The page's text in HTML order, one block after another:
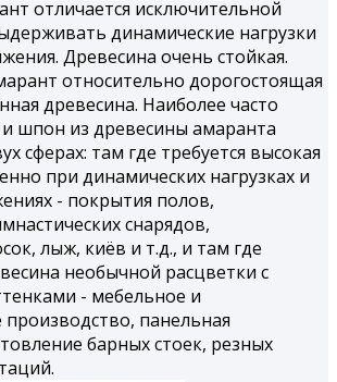
отличается исключительной
динамические нагрузки
Древесина очень стойкая.
относительно дорогостоящая
древесина. Наиболее часто
шпон из древесины амаранта
сферах: там где требуется высокая
при динамических нагрузках и
- покрытия полов,
снарядов,
лыж, киёв и т.д., и там где
необычной расцветки с
- мебельное и
панельная
барных стоек, резных